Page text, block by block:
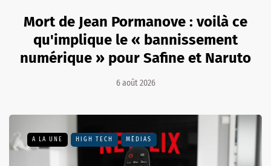
Mort de Jean Pormanove : voilà ce
qu'implique le « bannissement
numérique » pour Safine et Naruto
6 août 2026
A LA UNE HIGH TECH MÉDIAS